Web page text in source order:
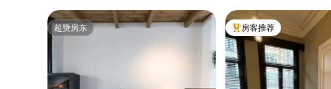
超赞房东
超赞房东 热门「房客推荐」
房客推荐